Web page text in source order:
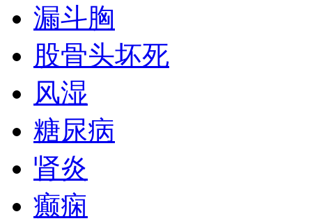
漏斗胸
股骨头坏死
风湿
糖尿病
肾炎
癫痫